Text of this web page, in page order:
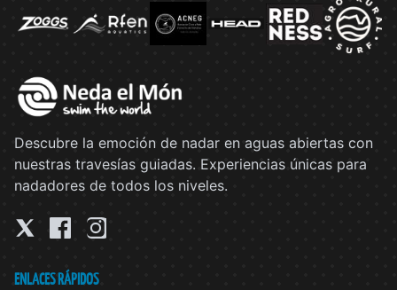
Descubre la emoción de nadar en aguas abiertas con
nuestras travesías guiadas. Experiencias únicas para
nadadores de todos los niveles.
ENLACES RÁPIDOS